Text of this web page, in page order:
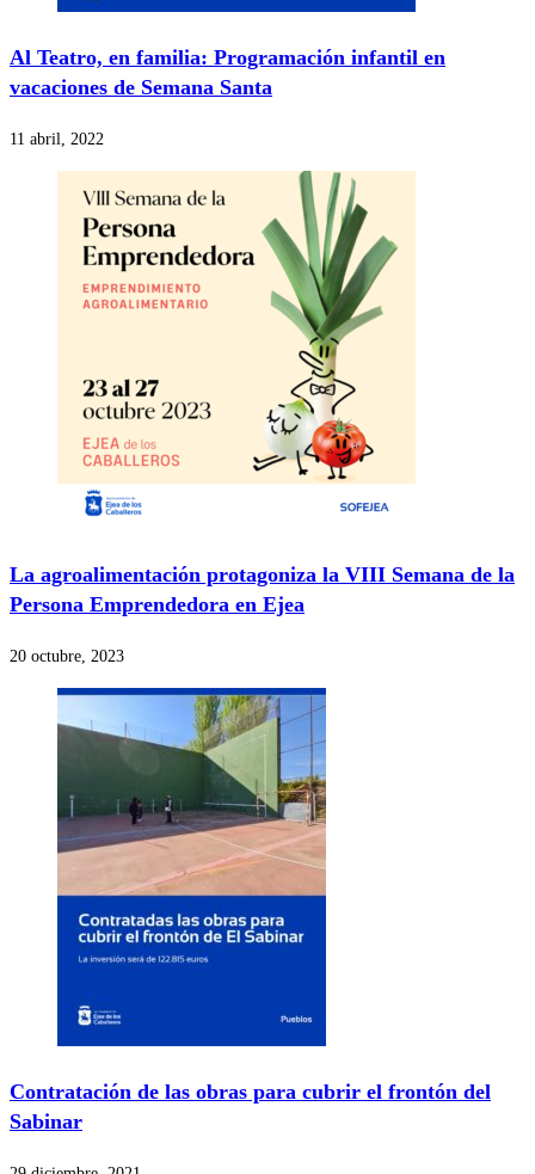
Al Teatro, en familia: Programación infantil en
vacaciones de Semana Santa
11 abril, 2022
La agroalimentación protagoniza la VIII Semana de la
Persona Emprendedora en Ejea
20 octubre, 2023
Contratación de las obras para cubrir el frontón del
Sabinar